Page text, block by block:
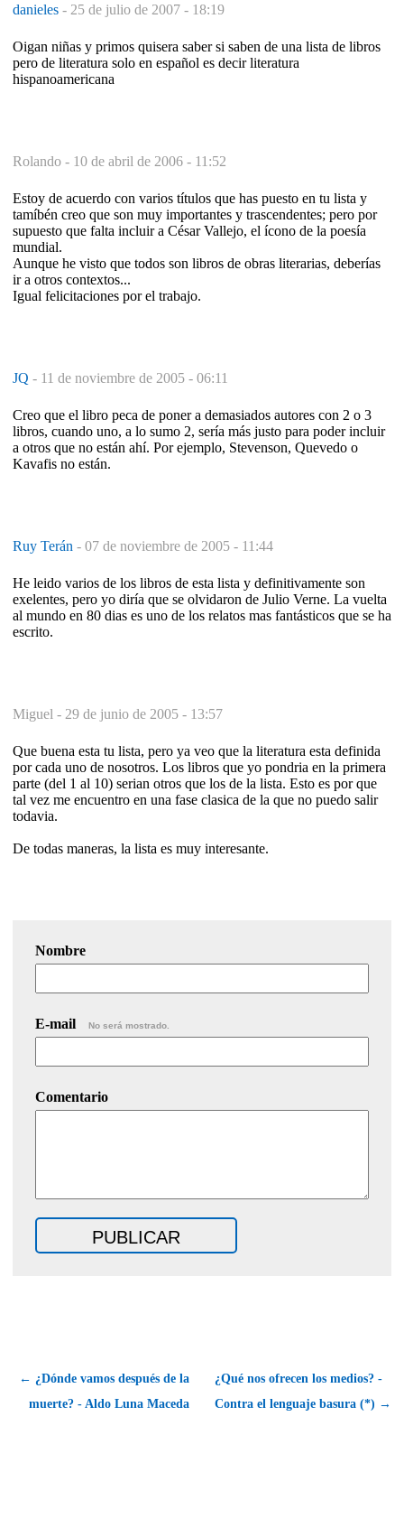
danieles - 25 de julio de 2007 - 18:19
Oigan niñas y primos quisera saber si saben de una lista de libros
pero de literatura solo en español es decir literatura
hispanoamericana
Rolando - 10 de abril de 2006 - 11:52
Estoy de acuerdo con varios títulos que has puesto en tu lista y
tamíbén creo que son muy importantes y trascendentes; pero por
supuesto que falta incluir a César Vallejo, el ícono de la poesía
mundial.
Aunque he visto que todos son libros de obras literarias, deberías
ir a otros contextos...
Igual felicitaciones por el trabajo.
JQ - 11 de noviembre de 2005 - 06:11
Creo que el libro peca de poner a demasiados autores con 2 o 3
libros, cuando uno, a lo sumo 2, sería más justo para poder incluir
a otros que no están ahí. Por ejemplo, Stevenson, Quevedo o
Kavafis no están.
Ruy Terán - 07 de noviembre de 2005 - 11:44
He leido varios de los libros de esta lista y definitivamente son
exelentes, pero yo diría que se olvidaron de Julio Verne. La vuelta
al mundo en 80 dias es uno de los relatos mas fantásticos que se ha
escrito.
Miguel - 29 de junio de 2005 - 13:57
Que buena esta tu lista, pero ya veo que la literatura esta definida
por cada uno de nosotros. Los libros que yo pondria en la primera
parte (del 1 al 10) serian otros que los de la lista. Esto es por que
tal vez me encuentro en una fase clasica de la que no puedo salir
todavia.
De todas maneras, la lista es muy interesante.
Nombre
E-mail No será mostrado.
Comentario
← ¿Dónde vamos después de la
muerte? - Aldo Luna Maceda
¿Qué nos ofrecen los medios? -
Contra el lenguaje basura (*) →